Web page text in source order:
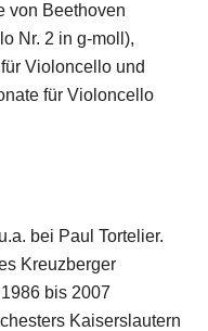
von Beethoven
Nr. 2 in g-moll),
Violoncello und
für Violoncello
bei Paul Tortelier.
Kreuzberger
bis 2007
Kaiserslautern